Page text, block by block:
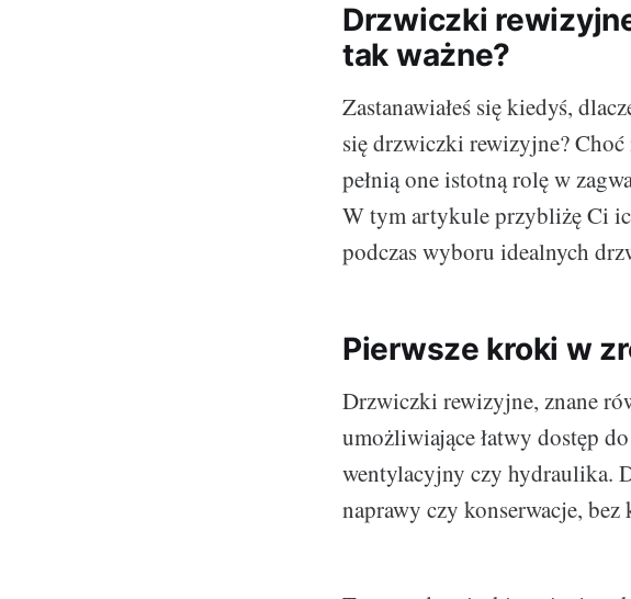
Drzwiczki
tak ważne?
Zastanawiałeś się kiedyś,
się drzwiczki rewizyjne? Choć
pełnią one istotną rolę w
W tym artykule przybliżę Ci
podczas wyboru idealnych
Pierwsze kroki w
Drzwiczki rewizyjne, znane
umożliwiające łatwy dostęp
wentylacyjny czy hydraulika.
naprawy czy konserwacje,